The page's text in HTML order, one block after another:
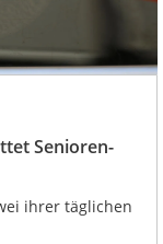
Senioren-
ihrer täglichen